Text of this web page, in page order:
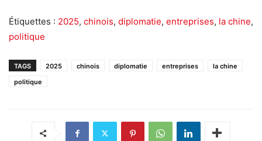
Étiquettes : 2025, chinois, diplomatie, entreprises, la chine,
politique
TAGS 2025 chinois diplomatie entreprises
la chine
politique